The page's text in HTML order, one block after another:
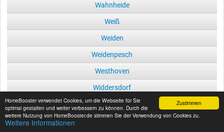
Zustimmen
HomeBooster verwendet Cookies, um die Webseite für Sie
optimal gestalten und weiter verbessern zu können. Durch die
weitere Nutzung von HomeBooster.de stimmen Sie der Verwendung von Cookies zu.
Weitere Informationen
Wahnheide
Weiß
Weiden
Weidenpesch
Westhoven
Widdersdorf
Worringen